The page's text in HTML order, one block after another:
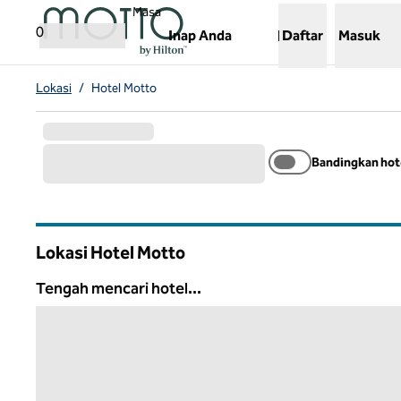
Lompati ke Konten
0
Masa
Inap Anda
,Membuka tab baru
Daftar Masuk
Lokasi / Hotel Motto
Bandingkan
Lokasi Hotel Motto
Tengah mencari hotel...
Tengah mencari hotel...